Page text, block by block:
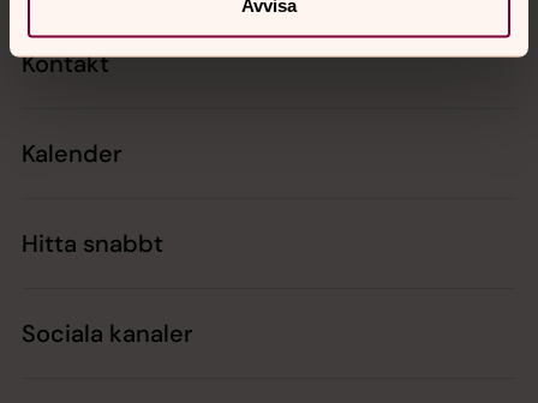
Avvisa
Kontakt
Kalender
Hitta snabbt
Sociala kanaler